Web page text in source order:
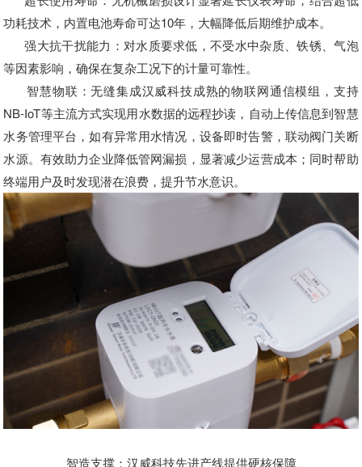
功耗技术，内置电池寿命可达10年，大幅降低后期维护成本。
强大抗干扰能力： 对水质要求低，不受水中杂质、铁锈、气泡
等因素影响，确保在复杂工况下的计量可靠性。
智慧物联：无缝集成汉威科技成熟的物联网通信模组，支持
NB-IoT等主流方式实现用水数据的远程抄读，自动上传信息到智慧
水务管理平台，如有异常用水情况，设备即时告警，联动阀门关断
水源。有效助力企业降低管网漏损，显著减少运营成本；同时帮助
终端用户及时发现潜在浪费，提升节水意识。
智造支撑： 汉威科技先进产线提供硬核保障